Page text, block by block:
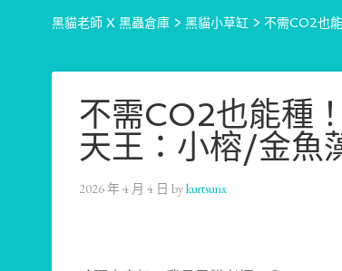
黑貓老師 X 黑蟲倉庫 > 黑貓小草缸 > 不需CO2也
不需CO2也能種
天王：小榕/金魚
2026 年 4 月 4 日 bykurtsunx